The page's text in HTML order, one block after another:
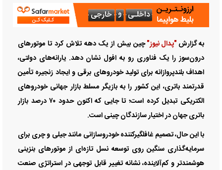
به گزارش"پدال نیوز"چین بیش از یک دهه تلاش کرد تا موتورهای
درون‌سوز را یک فناوری‌ رو به افول نشان دهد. یارانه‌های دولتی،
اهداف بلندپروازانه برای تولید خودروهای برقی و ایجاد زنجیره تأمین
قدرتمند باتری، این کشور را به بازیگر مسلط بازار جهانی خودروهای
الکتریکی تبدیل کرده است؛ تا جایی که اکنون حدود ۷۰ درصد بازار
باتری جهان در اختیار سازندگان چینی است.
با این حال، تصمیم غافلگیرکننده خودروسازانی مانند جیلی و چری برای
سرمایه‌گذاری سنگین روی توسعه نسل تازه‌ای از موتورهای بنزینی
هوشمندتر و کم‌آلاینده، نشانه تغییر قابل توجهی در استراتژی صنعت